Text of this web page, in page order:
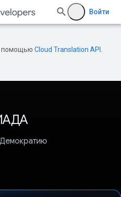
Войти
помощью Cloud Translation API